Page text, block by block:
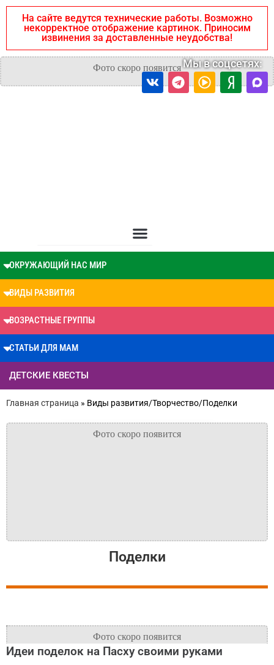
На сайте ведутся технические работы. Возможно
некорректное отображение картинок. Приносим
извинения за доставленные неудобства!
Мы в соцсетях:
ОКРУЖАЮЩИЙ НАС МИР
ВИДЫ РАЗВИТИЯ
ВОЗРАСТНЫЕ ГРУППЫ
СТАТЬИ ДЛЯ МАМ
ДЕТСКИЕ КВЕСТЫ
Главная страница » Виды развития/Творчество/Поделки
Поделки
Идеи поделок на Пасху своими руками